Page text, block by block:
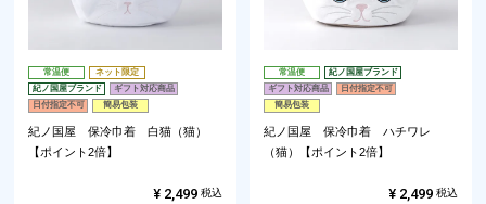
常温便
ネット限定
紀ノ国屋ブランド
ギフト対応商品
日付指定不可
簡易包装
紀ノ国屋 保冷巾着 白猫（猫）
【ポイント2倍】
¥ 2,499 税込
常温便
紀ノ国屋ブランド
ギフト対応商品
日付指定不可
簡易包装
紀ノ国屋 保冷巾着 ハチワレ
（猫）【ポイント2倍】
¥ 2,499 税込